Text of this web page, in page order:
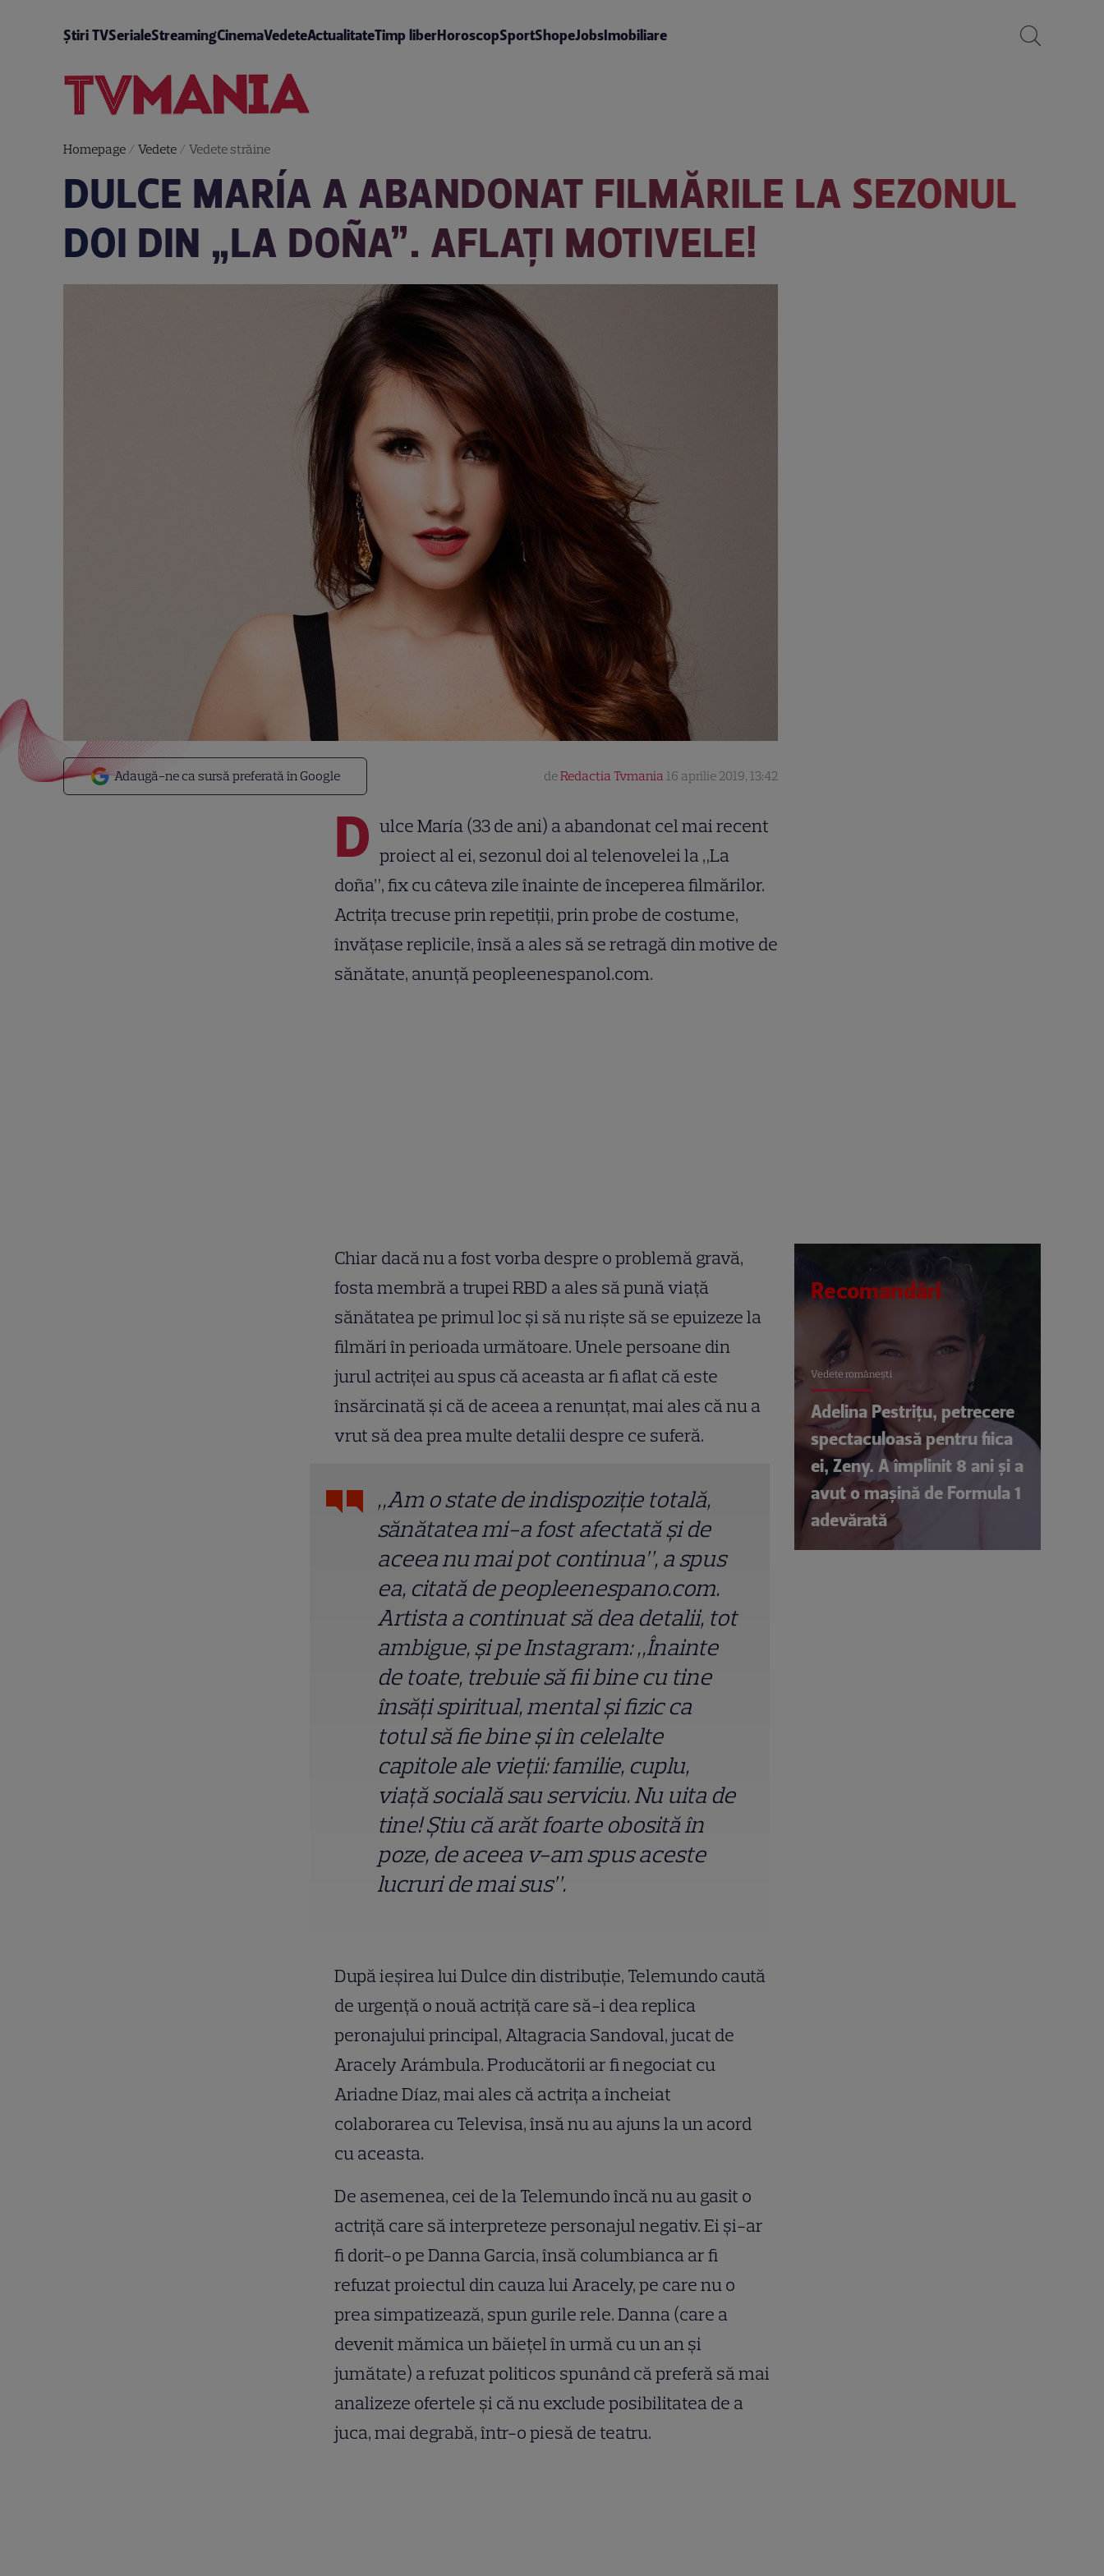
Știri TVSerialeStreamingCinemaVedeteActualitateTimp liberHoroscopSportShopeJobsImobiliare
Homepage/ Vedete/ Vedete străine
DULCE MARÍA A ABANDONAT FILMĂRILE LA SEZONUL
DOI DIN „LA DOÑA”. AFLAŢI MOTIVELE!
Adaugă-ne ca sursă preferată în Google deRedactia Tvmania 16 aprilie 2019, 13:42
D ulce María(33 de ani) a abandonat cel mai recent
proiect al ei, sezonul doi al telenovelei la „La
doña”, fix cu câteva zile înainte de începerea filmărilor.
Actriţa trecuse prin repetiţii, prin probe de costume,
învăţase replicile, însă a ales să se retragă din motive de
sănătate, anunţă peopleenespanol.com.
Chiar dacă nu a fost vorba despre o problemă gravă,
fosta membră a trupei RBD a ales să pună viaţă
sănătatea pe primul loc şi să nu rişte să se epuizeze la
filmări în perioada următoare. Unele persoane din
jurul actriţei au spus că aceasta ar fi aflat că este
însărcinată şi că de aceea a renunţat, mai ales că nu a
vrut să dea prea multe detalii despre ce suferă.
„Am o state de indispoziţie totală,
sănătatea mi-a fost afectată şi de
aceea nu mai pot continua”, a spus
ea, citată de peopleenespano.com.
Artista a continuat să dea detalii, tot
ambigue, şi pe Instagram: „Înainte
de toate, trebuie să fii bine cu tine
însăţi spiritual, mental şi fizic ca
totul să fie bine şi în celelalte
capitole ale vieţii: familie, cuplu,
viaţă socială sau serviciu. Nu uita de
tine! Ştiu că arăt foarte obosită în
poze, de aceea v-am spus aceste
lucruri de mai sus”.
După ieşirea lui Dulce din distribuţie, Telemundo caută
de urgenţă o nouă actriţă care să-i dea replica
peronajului principal,Altagracia Sandoval, jucat de
Aracely Arámbula. Producătorii ar fi negociat cu
Ariadne Díaz, mai ales că actriţa a încheiat
colaborarea cu Televisa, însă nu au ajuns la un acord
cu aceasta.
De asemenea, cei de la Telemundo încă nu au gasit o
actriţă care să interpreteze personajul negativ. Ei şi-ar
fi dorit-o pe Danna Garcia, însă columbianca ar fi
refuzat proiectul din cauza lui Aracely, pe care nu o
prea simpatizează, spun gurile rele. Danna (care a
devenit mămica un băieţel în urmă cu un an şi
jumătate) a refuzat politicos spunând că preferă să mai
analizeze ofertele şi că nu exclude posibilitatea de a
juca, mai degrabă, într-o piesă de teatru.
Recomandări
Vedete româneşti
Adelina Pestrițu, petrecere
spectaculoasă pentru fiica
ei, Zeny. A împlinit 8 ani și a
avut o mașină de Formula 1
adevărată